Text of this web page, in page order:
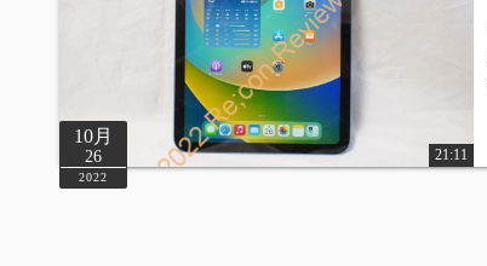
10月
26
2022
21:11